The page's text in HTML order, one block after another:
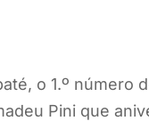
o 1.º número
Pini que